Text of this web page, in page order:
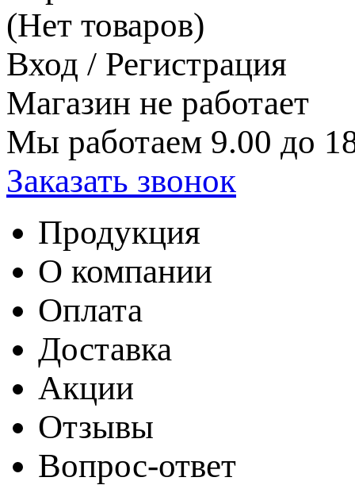
(Нет товаров)
Вход / Регистрация
Магазин не работает
Мы работаем 9.00 до
Заказать звонок
Продукция
О компании
Оплата
Доставка
Акции
Отзывы
Вопрос-ответ